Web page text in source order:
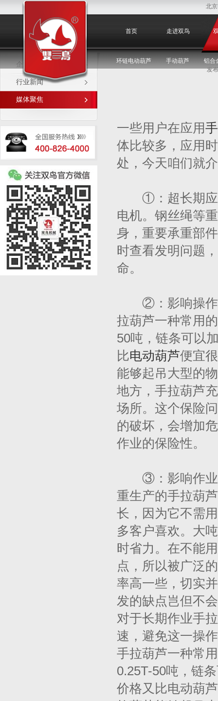
北
首页 走进双鸟
环链电动葫芦 手动葫芦 铝合
媒体聚焦
企业新闻
行业新闻
媒体聚焦
发
一些用户在应用
体比较多，应用
处，今天咱们就
①：超长期应用
电机。钢丝绳等
身，重要承重部
时查看发明问题
命。
②：影响操作保
拉葫芦一种常用
50吨，链条可以
比电动葫芦便宜
能够起吊大型的
地方，手拉葫芦
场所。这个保险
的破坏，会增加
作业的保险性。
③：影响作业功
重生产的手拉葫
长，因为它不需
多客户喜欢。大
时省力。在不能
点，所以被广泛
率高一些，切实
发的缺点岂但不
对于长期作业手
速，避免这一操
手拉葫芦一种常
0.25T-50吨，链
价格又比电动葫